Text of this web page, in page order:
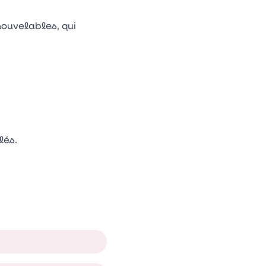
qui